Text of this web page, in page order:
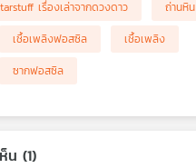
เรื่องเล่าจากดวงดาว
ถ่านหิน
เชื้อเพลิงฟอสซิล
เชื้อเพลิง
ซากฟอสซิล
น (1)